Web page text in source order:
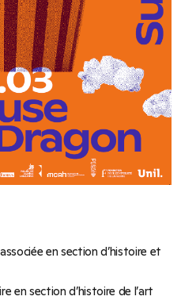
en section d’histoire et
en section d’histoire de l’art